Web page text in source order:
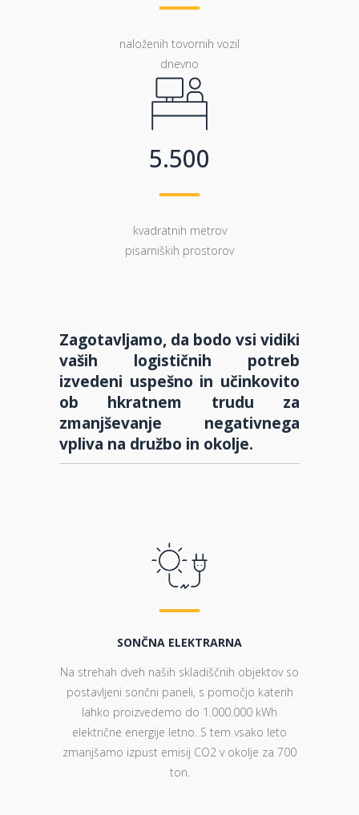
naloženih tovornih vozil
dnevno
0
1
2
3
4
5.
0
1
2
3
500
kvadratnih metrov
pisarniških prostorov
Zagotavljamo, da bodo vsi vidiki
vaših logističnih potreb
izvedeni uspešno in učinkovito
ob hkratnem trudu za
zmanjševanje negativnega
vpliva na družbo in okolje.
SONČNA ELEKTRARNA
Na strehah dveh naših skladiščnih objektov so
postavljeni sončni paneli, s pomočjo katerih
lahko proizvedemo do 1.000.000 kWh
električne energije letno. S tem vsako leto
zmanjšamo izpust emisij CO2 v okolje za 700
ton.